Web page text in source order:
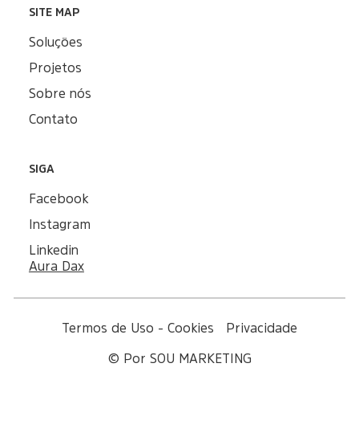
SITE MAP
Soluções
Projetos
Sobre nós
Contato
SIGA
Facebook
Instagram
Linkedin
Aura Dax
© Por SOU MARKETING
Termos de Uso - Cookies Privacidade